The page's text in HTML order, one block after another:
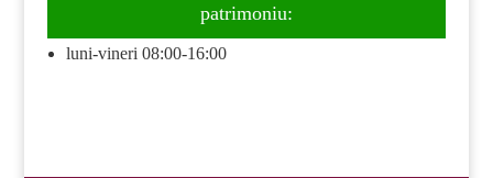
patrimoniu:
luni-vineri 08:00-16:00